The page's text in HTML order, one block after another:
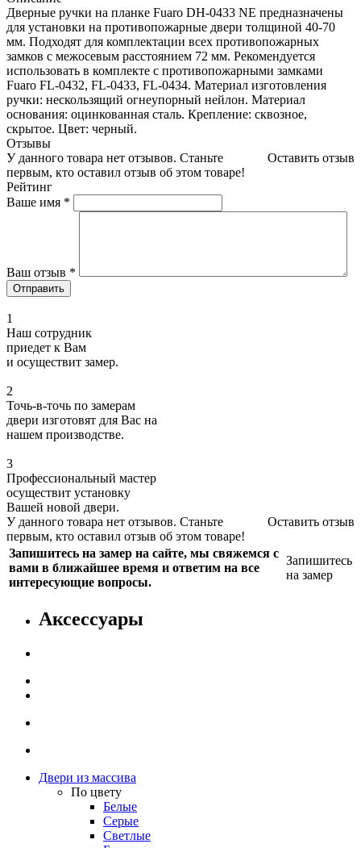
Дверные ручки на планке Fuaro DH-0433 NE предназначены
для установки на противопожарные двери толщиной 40-70
мм. Подходят для комплектации всех противопожарных
замков с межосевым расстоянием 72 мм. Рекомендуется
использовать в комплекте с противопожарными замками
Fuaro FL-0432, FL-0433, FL-0434. Материал изготовления
ручки: нескользящий огнеупорный нейлон. Материал
основания: оцинкованная сталь. Крепление: сквозное,
скрытое. Цвет: черный.
Отзывы
Оставить отзыв
У данного товара нет отзывов. Станьте
первым, кто оставил отзыв об этом товаре!
Рейтинг
Ваше имя *
Ваш отзыв *
1
Наш сотрудник
приедет к Вам
и осуществит замер.
2
Точь-в-точь по замерам
двери изготовят для Вас на
нашем производстве.
3
Профессиональный мастер
осуществит установку
Вашей новой двери.
Оставить отзыв
У данного товара нет отзывов. Станьте
первым, кто оставил отзыв об этом товаре!
Запишитесь на замер на сайте, мы свяжемся с
вами в ближайшее время и ответим на все
интересующие вопросы.
Запишитесь
на замер
Аксессуары
Двери из массива
По цвету
Белые
Серые
Светлые